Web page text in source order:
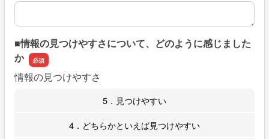
上記のように回答された具体的な理由があればご記入くだ
■情報の見つけやすさについて、どのように感じました
か
情報の見つけやすさ
5．見つけやすい
4．どちらかといえば見つけやすい